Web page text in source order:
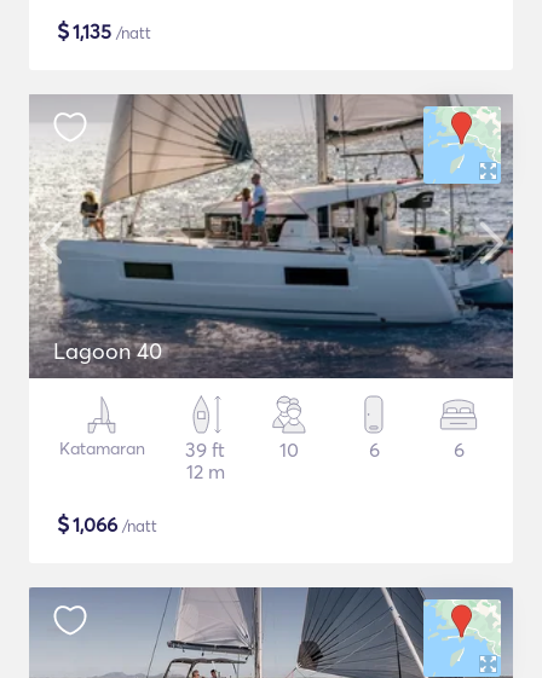
$1,135 /natt
Lagoon 40
Katamaran
39 ft
12 m
10 6 6
$1,066 /natt